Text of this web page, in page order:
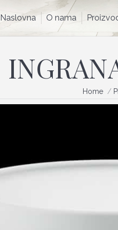
Naslovna O nama
You are
Home
Naslovna O nama